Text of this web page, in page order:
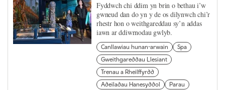
Fyddwch chi ddim yn brin o bethau i’w
gwneud dan do yn y de os dilynwch chi’r
rhestr hon o weithgareddau sy’n addas
iawn ar ddiwrnodau gwlyb.
Canllawiau hunan-arwain
Spa
Gweithgareddau Llesiant
Trenau a Rheilffyrdd
Adeiladau Hanesyddol
Parau